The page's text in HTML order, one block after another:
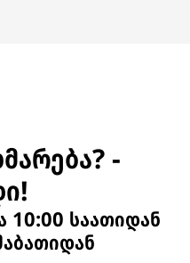
-
10:00 საათიდან